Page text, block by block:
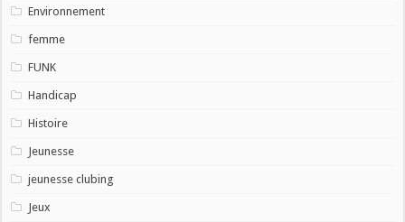
Environnement
femme
FUNK
Handicap
Histoire
Jeunesse
jeunesse clubing
Jeux